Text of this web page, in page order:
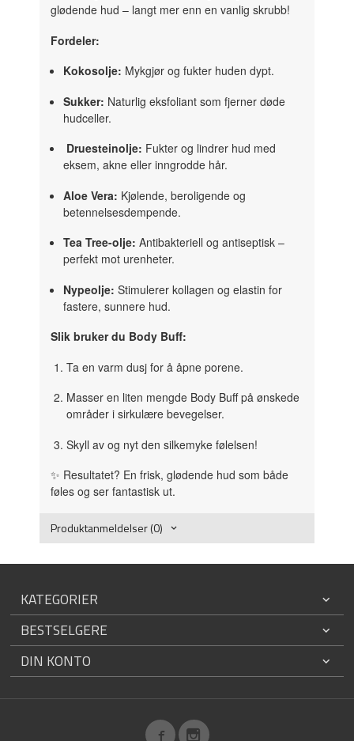
glødende hud – langt mer enn en vanlig skrubb!
Fordeler:
Kokosolje: Mykgjør og fukter huden dypt.
Sukker: Naturlig eksfoliant som fjerner døde
hudceller.
Druesteinolje: Fukter og lindrer hud med
eksem, akne eller inngrodde hår.
Aloe Vera: Kjølende, beroligende og
betennelsesdempende.
Tea Tree-olje: Antibakteriell og antiseptisk –
perfekt mot urenheter.
Nypeolje: Stimulerer kollagen og elastin for
fastere, sunnere hud.
Slik bruker du Body Buff:
Ta en varm dusj for å åpne porene.
Masser en liten mengde Body Buff på ønskede
områder i sirkulære bevegelser.
Skyll av og nyt den silkemyke følelsen!
✨ Resultatet? En frisk, glødende hud som både
føles og ser fantastisk ut.
Produktanmeldelser (0)
KATEGORIER
BESTSELGERE
DIN KONTO